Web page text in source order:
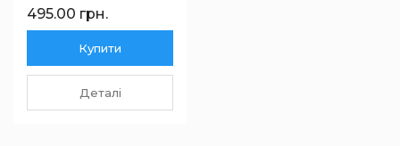
495.00 грн.
Купити
Деталі